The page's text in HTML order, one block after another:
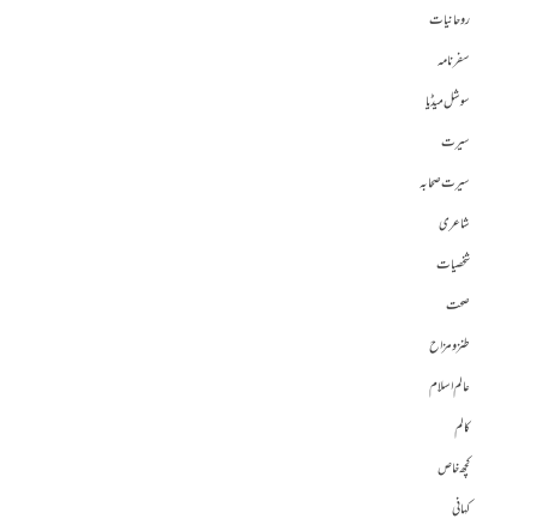
روحانیات
سفرنامہ
سوشل میڈیا
سیرت
سیرت صحابہ
شاعری
شخصیات
صحت
طنز و مزاح
عالم اسلام
کالم
کچھ خاص
کہانی